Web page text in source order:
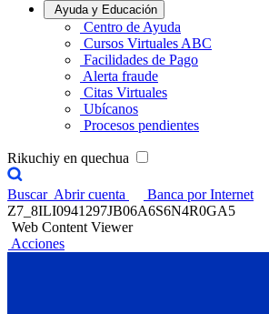
Ayuda y Educación
Centro de Ayuda
Cursos Virtuales ABC
Facilidades de Pago
Alerta fraude
Citas Virtuales
Ubícanos
Procesos pendientes
Rikuchiy en quechua
Buscar Abrir cuenta
Banca por Internet
Z7_8ILI0941297JB06A6S6N4R0GA5
Web Content Viewer
Acciones